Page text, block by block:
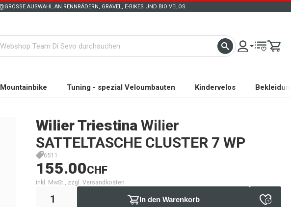
GROSSE AUSWAHL AN RENNRÄDERN, GRAVEL, E-BIKES UND BIO VELOS
Mountainbike Tuning - spezial Veloumbauten Kindervelos
Wilier Triestina Wilier
SATTELTASCHE CLUSTER 7 WP
6511
155.00CHF
inkl. MwSt., zzgl. Versandkosten
In den Warenkorb